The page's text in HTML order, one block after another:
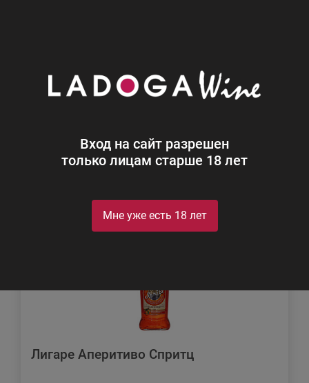
Вход на сайт разрешен
только лицам старше 18 лет
Мне уже есть 18 лет
Ликеры
Сортировка
Лигаре Аперитиво Спритц